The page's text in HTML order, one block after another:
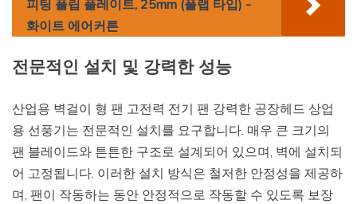
피팅 플립 플레이트, 25mm (플랩 타입) -
화이트 에어커튼
전문적인 설치 및 강력한 성능
산업용 벽걸이 형 팬 고전력 전기 팬 강력한 공장헤드 상업
용 선풍기는 전문적인 설치를 요구합니다. 매우 큰 크기의
팬 블레이드와 튼튼한 구조로 설계되어 있으며, 벽에 설치되
어 고정됩니다. 이러한 설치 방식은 철저한 안정성을 제공하
며, 팬이 작동하는 동안 안정적으로 작동할 수 있도록 보장